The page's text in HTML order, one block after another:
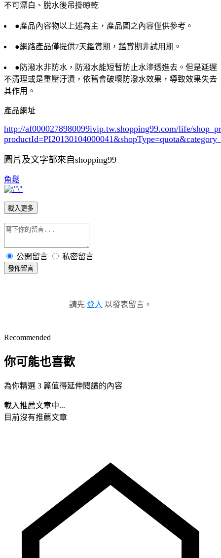
不可漂白、脫水後吊掛晾乾
●產品內容物以上述為主，產品圖之內容僅供參考。
●網路產品僅提供7天鑑賞期，鑑賞期非試用期。
●防潑水非防水，防潑水能短暫防止水滲透進去。但是延遲
不清理或是重壓汙漬，依舊會破壞防潑水效果，導致效果失去
其作用。
產品網址
http://af0000278980099ivip.tw.shopping99.com/life/
圖片及文字都來自shopping99
魚鬆
載入更多
公開留言 私密留言
發佈留言
請先 登入 以發表留言。
Recommended
你可能也喜歡
為你精選 3 篇值得延伸閱讀的內容
載入推薦文章中...
目前沒有推薦文章